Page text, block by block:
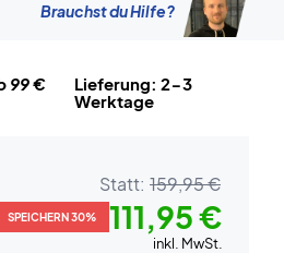
Brauchst du Hilfe?
99 €
Lieferung: 2-3
Werktage
Statt: 159,95 €
SPEICHERN 30% 111,95 €
inkl. MwSt.